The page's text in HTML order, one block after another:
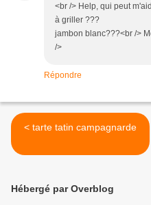
<br /> Help, qui peut
à griller ??? Est-
jambon blanc???<br />
/>
Répondre
< tarte tatin campagnarde
Hébergé par Overblog